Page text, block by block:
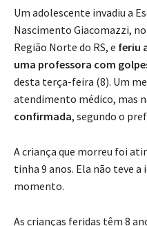
Um adolescente invadiu a
Nascimento Giacomazzi,
Região Norte do RS, e feriu
uma professora com
desta terça-feira (8). Um
atendimento médico, mas
confirmada, segundo o
A criança que morreu foi
tinha 9 anos. Ela não teve
momento.
As crianças feridas têm 8